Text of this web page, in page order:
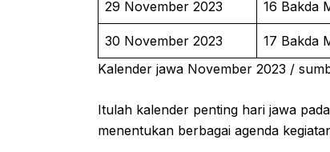
29 November 2023 16 Bakda
30 November 2023 17 Bakda
Kalender jawa November 2023 /
Itulah kalender penting hari jawa
menentukan berbagai agenda